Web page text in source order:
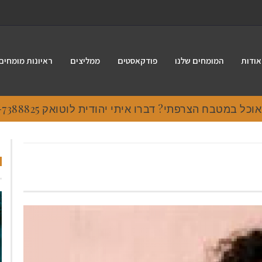
אודות המומחים שלנו פודקאסטים ממליצים ראיונות
במטבח הצרפתי? דברו איתי יהודית לוטואק 054-7388825.